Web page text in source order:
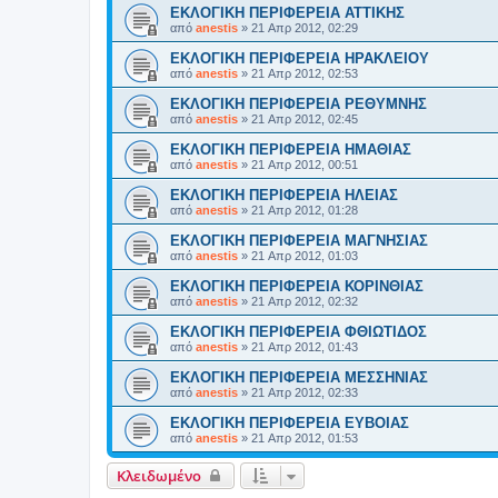
ΕΚΛΟΓΙΚΗ ΠΕΡΙΦΕΡΕΙΑ ΑΤΤΙΚΗΣ
από anestis » 21 Απρ 2012, 02:29
ΕΚΛΟΓΙΚΗ ΠΕΡΙΦΕΡΕΙΑ ΗΡΑΚΛΕΙΟΥ
από anestis » 21 Απρ 2012, 02:53
ΕΚΛΟΓΙΚΗ ΠΕΡΙΦΕΡΕΙΑ ΡΕΘΥΜΝΗΣ
από anestis » 21 Απρ 2012, 02:45
ΕΚΛΟΓΙΚΗ ΠΕΡΙΦΕΡΕΙΑ ΗΜΑΘΙΑΣ
από anestis » 21 Απρ 2012, 00:51
ΕΚΛΟΓΙΚΗ ΠΕΡΙΦΕΡΕΙΑ ΗΛΕΙΑΣ
από anestis » 21 Απρ 2012, 01:28
ΕΚΛΟΓΙΚΗ ΠΕΡΙΦΕΡΕΙΑ ΜΑΓΝΗΣΙΑΣ
από anestis » 21 Απρ 2012, 01:03
ΕΚΛΟΓΙΚΗ ΠΕΡΙΦΕΡΕΙΑ ΚΟΡΙΝΘΙΑΣ
από anestis » 21 Απρ 2012, 02:32
ΕΚΛΟΓΙΚΗ ΠΕΡΙΦΕΡΕΙΑ ΦΘΙΩΤΙΔΟΣ
από anestis » 21 Απρ 2012, 01:43
ΕΚΛΟΓΙΚΗ ΠΕΡΙΦΕΡΕΙΑ ΜΕΣΣΗΝΙΑΣ
από anestis » 21 Απρ 2012, 02:33
ΕΚΛΟΓΙΚΗ ΠΕΡΙΦΕΡΕΙΑ ΕΥΒΟΙΑΣ
από anestis » 21 Απρ 2012, 01:53
Κλειδωμένο